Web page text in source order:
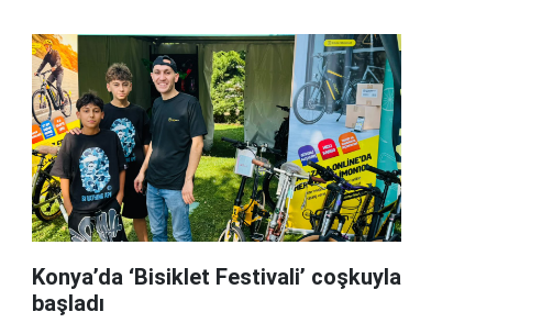
Konya’da ‘Bisiklet Festivali’ coşkuyla
başladı